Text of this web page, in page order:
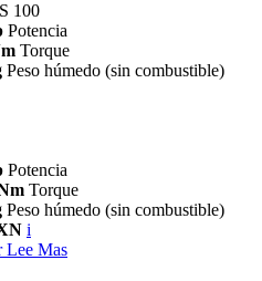
100
Potencia
Torque
Peso húmedo (sin combustible)
Potencia
Torque
Peso húmedo (sin combustible)
i
Lee Mas